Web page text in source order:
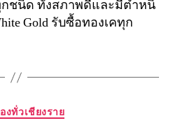
ชนิด ทั้งสภาพดีและมีตำหนิ
Gold รับซื้อทองเคทุก
Categories
งทั่วเชียงราย